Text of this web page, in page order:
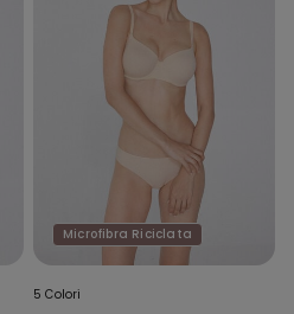
Microfibra Riciclata
5 Colori